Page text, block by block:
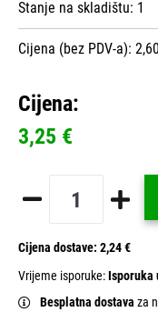
Stanje na skladištu: 1
Cijena (bez PDV-a):
Cijena:
3,25 €
Cijena dostave: 2,24 €
Vrijeme isporuke:Isporuka
Besplatna dostava za